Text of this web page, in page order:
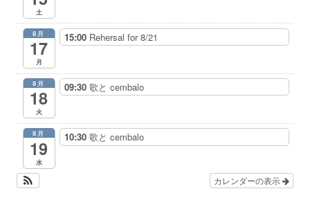
土
8月
17
月
15:00 Rehersal for 8/21
8月
18
火
09:30 歌と cembalo
8月
19
水
10:30 歌と cembalo
カレンダーの表示